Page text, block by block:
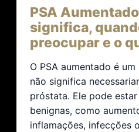
PSA
significa,
preocupar e o
O PSA aumentado é
não significa
próstata. Ele pode
benignas, como
inflamações, infecções